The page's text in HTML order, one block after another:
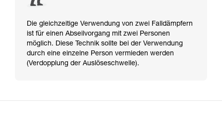
Die gleichzeitige Verwendung von zwei Falldämpfern
ist für einen Abseilvorgang mit zwei Personen
möglich. Diese Technik sollte bei der Verwendung
durch eine einzelne Person vermieden werden
(Verdopplung der Auslöseschwelle).